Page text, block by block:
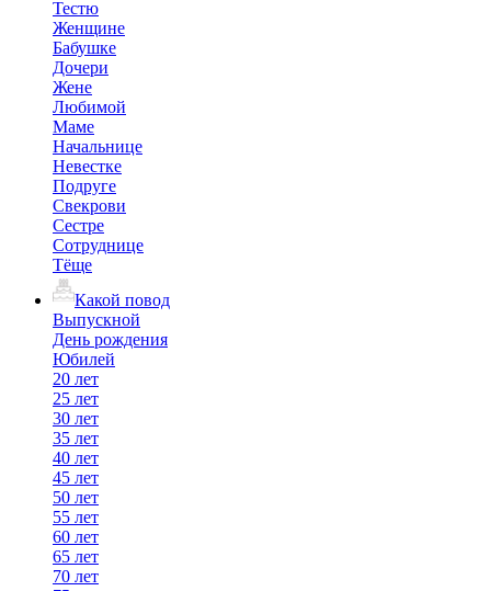
Тестю
Женщине
Бабушке
Дочери
Жене
Любимой
Маме
Начальнице
Невестке
Подруге
Свекрови
Сестре
Сотруднице
Тёще
Какой повод
Выпускной
День рождения
Юбилей
20 лет
25 лет
30 лет
35 лет
40 лет
45 лет
50 лет
55 лет
60 лет
65 лет
70 лет